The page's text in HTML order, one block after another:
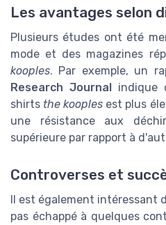
Les avantages selon
Plusieurs études ont été
mode et des magazines
kooples. Par exemple, un
Research Journal indique
shirts the kooples est plus
une résistance aux
supérieure par rapport à
Controverses et
Il est également intéressant
pas échappé à quelques